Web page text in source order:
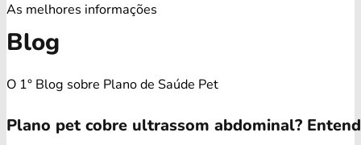
As melhores informações
Blog
O 1° Blog sobre Plano de Saúde Pet
Plano pet cobre ultrassom abdominal?